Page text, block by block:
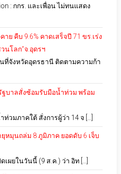
: กกร. และเพื่อน ไม่ทนแสดง
ย คืบ 9.6% คาดเสร็จปี 71 ขร.เร่ง
นโลก”จ.อุดรฯ
ที่จังหวัดอุดรธานี ติดตามความก้า
ฐบาลสั่งซ้อมรับมือน้ำท่วม พร้อม
วมภาคใต้ สั่งการผู้ว่า 14 จ […]
หมุนถล่ม 8 ภูมิภาค ยอดดับ 6 เจ็บ
ผยในวันนี้ (9 ส.ค.) ว่า อิท […]